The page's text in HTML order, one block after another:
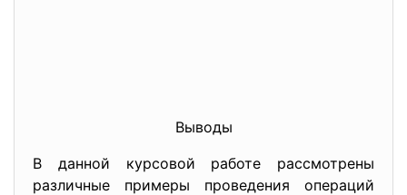
Выводы
В данной курсовой работе рассмотрены
различные примеры проведения операций